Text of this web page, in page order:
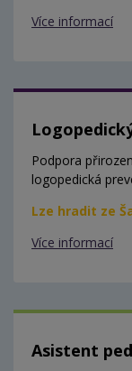
Více informací
Podpora
logopedická
Lze hradit ze
Více informací
Asistent